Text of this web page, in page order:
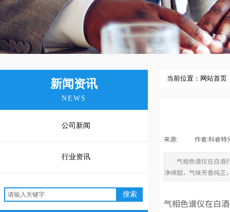
公司新闻
行业资讯
搜索
新闻资讯
NEWS
网站首页
当前位置：
来源: 作者:科睿特
气相色谱仪在白酒
净绵甜，气味芳香纯正
气相色谱仪在白